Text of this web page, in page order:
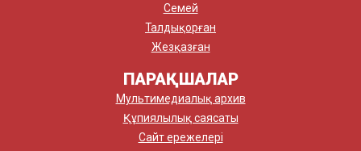
Семей
Талдықорған
Жезқазған
ПАРАҚШАЛАР
Мультимедиалық архив
Құпиялылық саясаты
Сайт ережелері